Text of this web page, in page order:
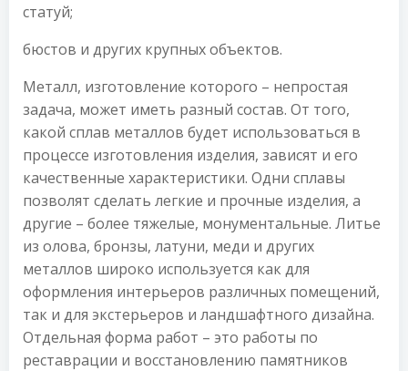
статуй;
бюстов и других крупных объектов.
Металл, изготовление которого – непростая
задача, может иметь разный состав. От того,
какой сплав металлов будет использоваться в
процессе изготовления изделия, зависят и его
качественные характеристики. Одни сплавы
позволят сделать легкие и прочные изделия, а
другие – более тяжелые, монументальные. Литье
из олова, бронзы, латуни, меди и других
металлов широко используется как для
оформления интерьеров различных помещений,
так и для экстерьеров и ландшафтного дизайна.
Отдельная форма работ – это работы по
реставрации и восстановлению памятников